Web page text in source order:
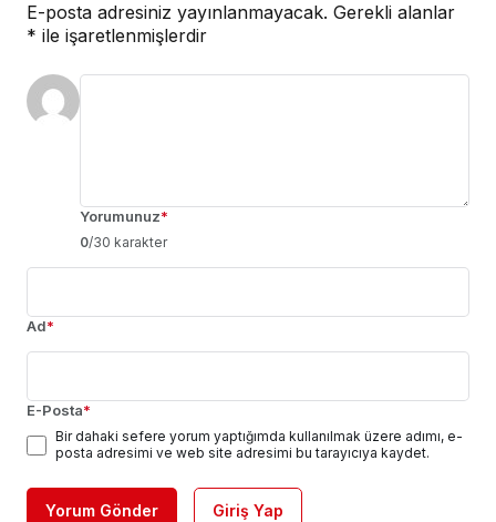
E-posta adresiniz yayınlanmayacak. Gerekli alanlar
* ile işaretlenmişlerdir
Yorumunuz*
0/30 karakter
Ad*
E-Posta*
Bir dahaki sefere yorum yaptığımda kullanılmak üzere adımı, e-
posta adresimi ve web site adresimi bu tarayıcıya kaydet.
Yorum Gönder Giriş Yap